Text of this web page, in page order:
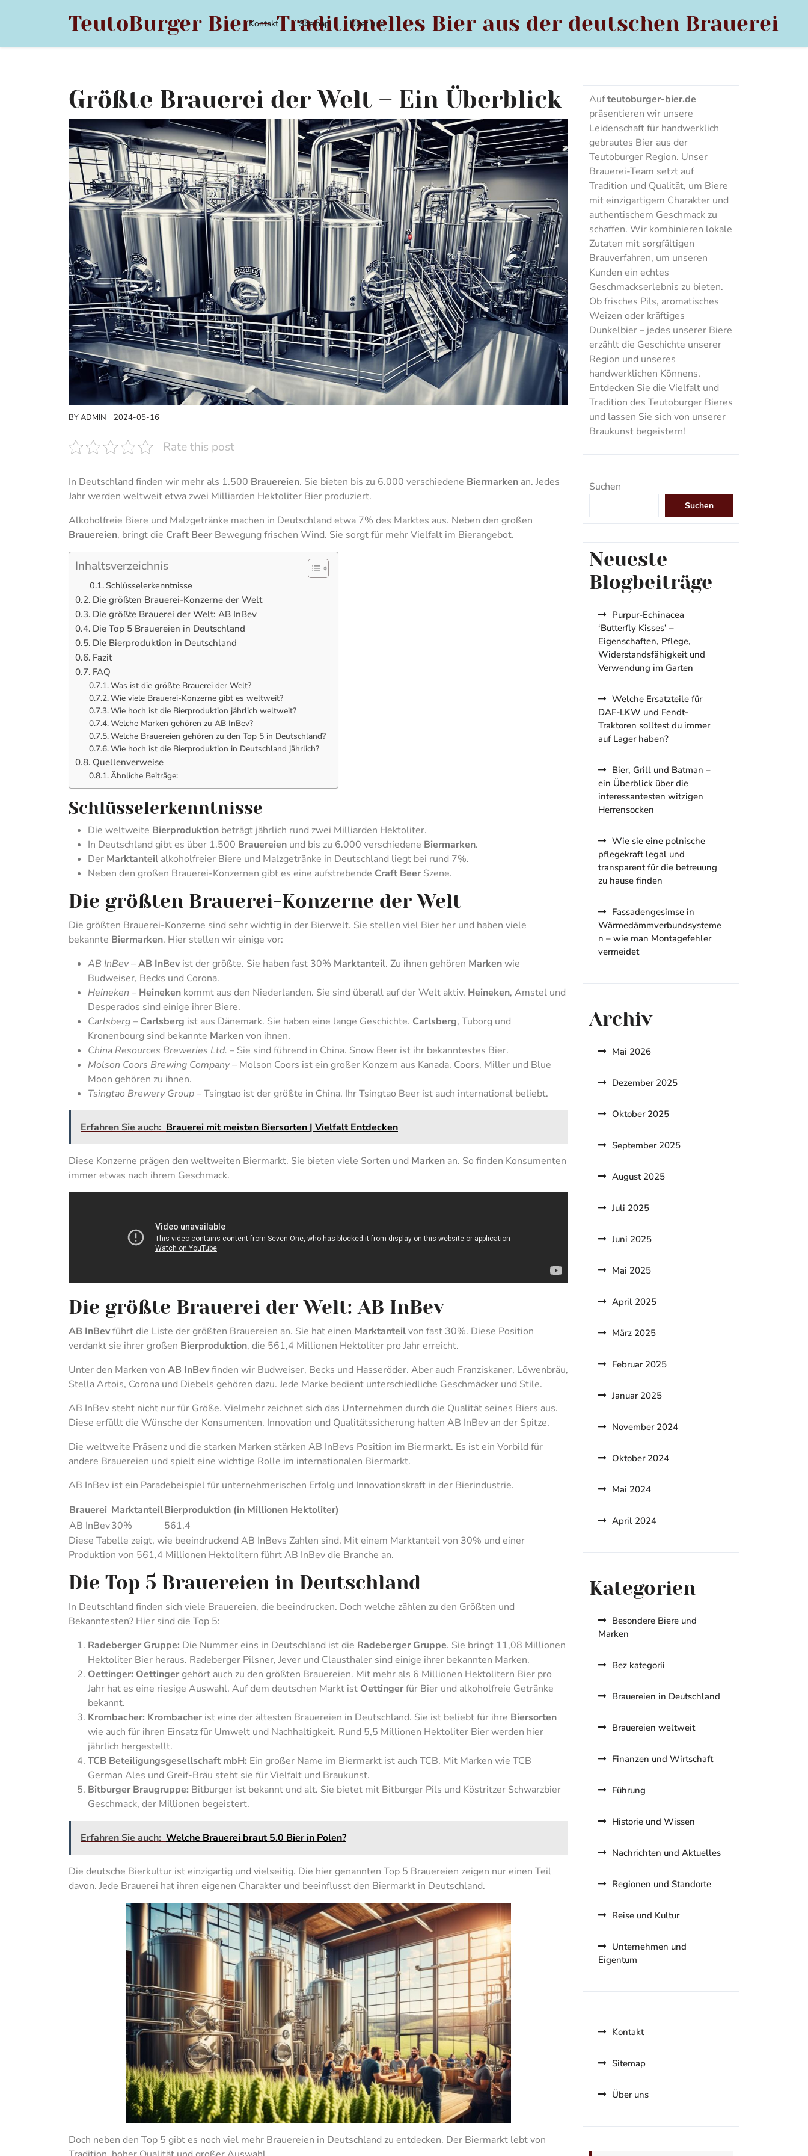
TeutoBurger Bier – Traditionelles Bier aus der deutschen Brauerei
Kontakt Sitemap Über uns
Größte Brauerei der Welt – Ein Überblick
BYADMIN 2024-05-16
Rate this post
In Deutschland finden wir mehr als 1.500 Brauereien. Sie bieten bis zu 6.000 verschiedene Biermarken an. Jedes
Jahr werden weltweit etwa zwei Milliarden Hektoliter Bier produziert.
Alkoholfreie Biere und Malzgetränke machen in Deutschland etwa 7% des Marktes aus. Neben den großen
Brauereien, bringt die Craft Beer Bewegung frischen Wind. Sie sorgt für mehr Vielfalt im Bierangebot.
Inhaltsverzeichnis
Schlüsselerkenntnisse
Die größten Brauerei-Konzerne der Welt
Die größte Brauerei der Welt: AB InBev
Die Top 5 Brauereien in Deutschland
Die Bierproduktion in Deutschland
Fazit
FAQ
Was ist die größte Brauerei der Welt?
Wie viele Brauerei-Konzerne gibt es weltweit?
Wie hoch ist die Bierproduktion jährlich weltweit?
Welche Marken gehören zu AB InBev?
Welche Brauereien gehören zu den Top 5 in Deutschland?
Wie hoch ist die Bierproduktion in Deutschland jährlich?
Quellenverweise
Ähnliche Beiträge:
Schlüsselerkenntnisse
Die weltweite Bierproduktion beträgt jährlich rund zwei Milliarden Hektoliter.
In Deutschland gibt es über 1.500 Brauereien und bis zu 6.000 verschiedene Biermarken.
Der Marktanteil alkoholfreier Biere und Malzgetränke in Deutschland liegt bei rund 7%.
Neben den großen Brauerei-Konzernen gibt es eine aufstrebende Craft Beer Szene.
Die größten Brauerei-Konzerne der Welt
Die größten Brauerei-Konzerne sind sehr wichtig in der Bierwelt. Sie stellen viel Bier her und haben viele
bekannte Biermarken. Hier stellen wir einige vor:
AB InBev–AB InBevist der größte. Sie haben fast 30% Marktanteil. Zu ihnen gehören Markenwie
Budweiser, Becks und Corona.
Heineken – Heineken kommt aus den Niederlanden. Sie sind überall auf der Welt aktiv. Heineken, Amstel und
Desperados sind einige ihrer Biere.
Carlsberg– Carlsberg ist aus Dänemark. Sie haben eine lange Geschichte. Carlsberg, Tuborg und
Kronenbourg sind bekannte Markenvon ihnen.
China Resources Breweries Ltd. – Sie sind führend in China. Snow Beer ist ihr bekanntestes Bier.
Molson Coors Brewing Company– Molson Coors ist ein großer Konzern aus Kanada. Coors, Miller und Blue
Moon gehören zu ihnen.
Tsingtao Brewery Group– Tsingtao ist der größte in China. Ihr Tsingtao Beer ist auch international beliebt.
Erfahren Sie auch: Brauerei mit meisten Biersorten | Vielfalt Entdecken
Diese Konzerne prägen den weltweiten Biermarkt. Sie bieten viele Sorten und Marken an. So finden Konsumenten
immer etwas nach ihrem Geschmack.
Die größte Brauerei der Welt: AB InBev
AB InBevführt die Liste der größten Brauereien an. Sie hat einen Marktanteilvon fast 30%. Diese Position
verdankt sie ihrer großen Bierproduktion, die 561,4 Millionen Hektoliter pro Jahr erreicht.
Unter den Marken von AB InBevfinden wir Budweiser, Becks und Hasseröder. Aber auch Franziskaner, Löwenbräu,
Stella Artois, Corona und Diebels gehören dazu. Jede Marke bedient unterschiedliche Geschmäcker und Stile.
AB InBev steht nicht nur für Größe. Vielmehr zeichnet sich das Unternehmen durch die Qualität seines Biers aus.
Diese erfüllt die Wünsche der Konsumenten. Innovation und Qualitätssicherung halten AB InBev an der Spitze.
Die weltweite Präsenz und die starken Marken stärken AB InBevs Position im Biermarkt. Es ist ein Vorbild für
andere Brauereien und spielt eine wichtige Rolle im internationalen Biermarkt.
AB InBev ist ein Paradebeispiel für unternehmerischen Erfolg und Innovationskraft in der Bierindustrie.
Brauerei MarktanteilBierproduktion (in Millionen Hektoliter)
AB InBev30%
561,4
Diese Tabelle zeigt, wie beeindruckend AB InBevs Zahlen sind. Mit einem Marktanteil von 30% und einer
Produktion von 561,4 Millionen Hektolitern führt AB InBev die Branche an.
Die Top 5 Brauereien in Deutschland
In Deutschland finden sich viele Brauereien, die beeindrucken. Doch welche zählen zu den Größten und
Bekanntesten? Hier sind die Top 5:
Radeberger Gruppe: Die Nummer eins in Deutschland ist die Radeberger Gruppe. Sie bringt 11,08 Millionen
Hektoliter Bier heraus. Radeberger Pilsner, Jever und Clausthaler sind einige ihrer bekannten Marken.
Oettinger: Oettingergehört auch zu den größten Brauereien. Mit mehr als 6 Millionen Hektolitern Bier pro
Jahr hat es eine riesige Auswahl. Auf dem deutschen Markt ist Oettingerfür Bier und alkoholfreie Getränke
bekannt.
Krombacher: Krombacher ist eine der ältesten Brauereien in Deutschland. Sie ist beliebt für ihre Biersorten
wie auch für ihren Einsatz für Umwelt und Nachhaltigkeit. Rund 5,5 Millionen Hektoliter Bier werden hier
jährlich hergestellt.
TCB Beteiligungsgesellschaft mbH: Ein großer Name im Biermarkt ist auch TCB. Mit Marken wie TCB
German Ales und Greif-Bräu steht sie für Vielfalt und Braukunst.
Bitburger Braugruppe: Bitburger ist bekannt und alt. Sie bietet mit Bitburger Pils und Köstritzer Schwarzbier
Geschmack, der Millionen begeistert.
Erfahren Sie auch: Welche Brauerei braut 5.0 Bier in Polen?
Die deutsche Bierkultur ist einzigartig und vielseitig. Die hier genannten Top 5 Brauereien zeigen nur einen Teil
davon. Jede Brauerei hat ihren eigenen Charakter und beeinflusst den Biermarkt in Deutschland.
Doch neben den Top 5 gibt es noch viel mehr Brauereien in Deutschland zu entdecken. Der Biermarkt lebt von
Aufteutoburger-bier.de
präsentieren wir unsere
Leidenschaft für handwerklich
gebrautes Bier aus der
Teutoburger Region. Unser
Brauerei-Team setzt auf
Tradition und Qualität, um Biere
mit einzigartigem Charakter und
authentischem Geschmack zu
schaffen. Wir kombinieren lokale
Zutaten mit sorgfältigen
Brauverfahren, um unseren
Kunden ein echtes
Geschmackserlebnis zu bieten.
Ob frisches Pils, aromatisches
Weizen oder kräftiges
Dunkelbier – jedes unserer Biere
erzählt die Geschichte unserer
Region und unseres
handwerklichen Könnens.
Entdecken Sie die Vielfalt und
Tradition des Teutoburger Bieres
und lassen Sie sich von unserer
Braukunst begeistern!
Suchen
Suchen
Neueste
Blogbeiträge
Purpur-Echinacea
‘Butterfly Kisses’ –
Eigenschaften, Pflege,
Widerstandsfähigkeit und
Verwendung im Garten
Welche Ersatzteile für
DAF-LKW und Fendt-
Traktoren solltest du immer
auf Lager haben?
Bier, Grill und Batman –
ein Überblick über die
interessantesten witzigen
Herrensocken
Wie sie eine polnische
pflegekraft legal und
transparent für die betreuung
zu hause finden
Fassadengesimse in
Wärmedämmverbundsysteme
n – wie man Montagefehler
vermeidet
Archiv
Mai 2026
Dezember 2025
Oktober 2025
September 2025
August 2025
Juli 2025
Juni 2025
Mai 2025
April 2025
März 2025
Februar 2025
Januar 2025
November 2024
Oktober 2024
Mai 2024
April 2024
Kategorien
Besondere Biere und
Marken
Bez kategorii
Brauereien in Deutschland
Brauereien weltweit
Finanzen und Wirtschaft
Führung
Historie und Wissen
Nachrichten und Aktuelles
Regionen und Standorte
Reise und Kultur
Unternehmen und
Eigentum
Kontakt
Sitemap
Über uns